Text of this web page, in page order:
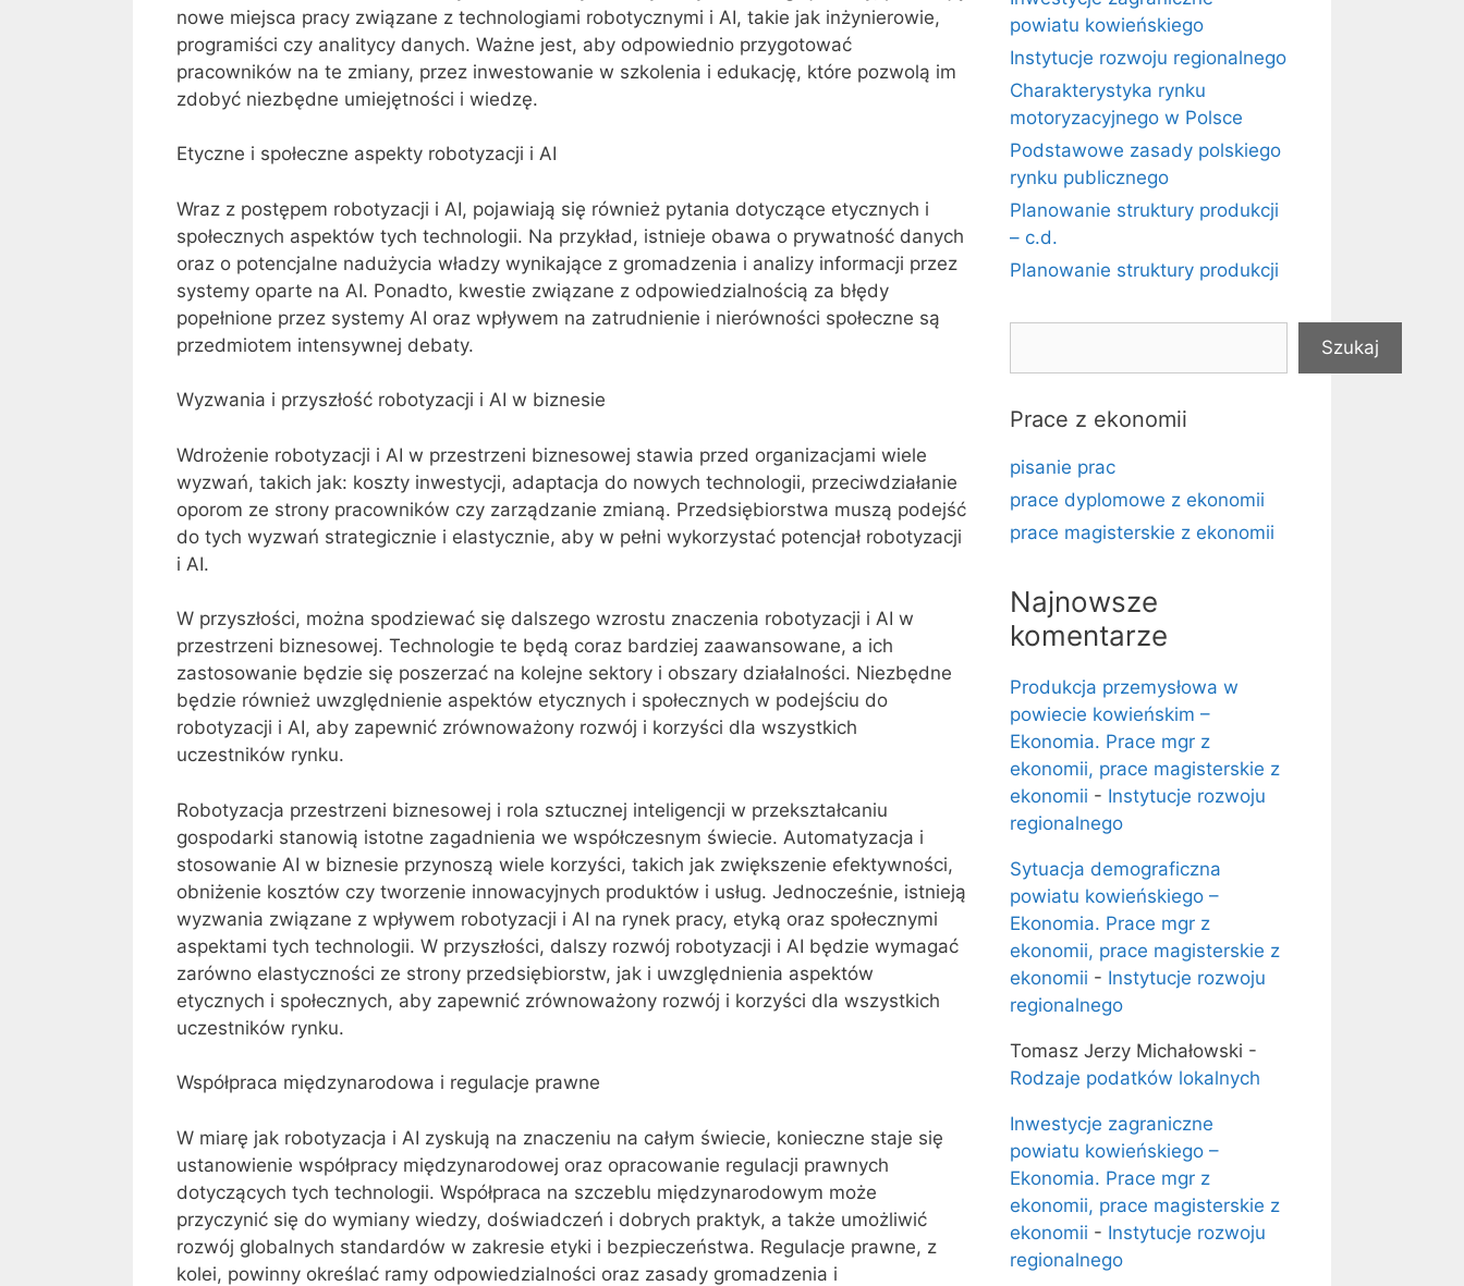
nowe miejsca pracy związane z technologiami robotycznymi i AI, takie jak inżynierowie,
programiści czy analitycy danych. Ważne jest, aby odpowiednio przygotować
pracowników na te zmiany, przez inwestowanie w szkolenia i edukację, które pozwolą im
zdobyć niezbędne umiejętności i wiedzę.
Etyczne i społeczne aspekty robotyzacji i AI
Wraz z postępem robotyzacji i AI, pojawiają się również pytania dotyczące etycznych i
społecznych aspektów tych technologii. Na przykład, istnieje obawa o prywatność danych
oraz o potencjalne nadużycia władzy wynikające z gromadzenia i analizy informacji przez
systemy oparte na AI. Ponadto, kwestie związane z odpowiedzialnością za błędy
popełnione przez systemy AI oraz wpływem na zatrudnienie i nierówności społeczne są
przedmiotem intensywnej debaty.
Wyzwania i przyszłość robotyzacji i AI w biznesie
Wdrożenie robotyzacji i AI w przestrzeni biznesowej stawia przed organizacjami wiele
wyzwań, takich jak: koszty inwestycji, adaptacja do nowych technologii, przeciwdziałanie
oporom ze strony pracowników czy zarządzanie zmianą. Przedsiębiorstwa muszą podejść
do tych wyzwań strategicznie i elastycznie, aby w pełni wykorzystać potencjał robotyzacji
i AI.
W przyszłości, można spodziewać się dalszego wzrostu znaczenia robotyzacji i AI w
przestrzeni biznesowej. Technologie te będą coraz bardziej zaawansowane, a ich
zastosowanie będzie się poszerzać na kolejne sektory i obszary działalności. Niezbędne
będzie również uwzględnienie aspektów etycznych i społecznych w podejściu do
robotyzacji i AI, aby zapewnić zrównoważony rozwój i korzyści dla wszystkich
uczestników rynku.
Robotyzacja przestrzeni biznesowej i rola sztucznej inteligencji w przekształcaniu
gospodarki stanowią istotne zagadnienia we współczesnym świecie. Automatyzacja i
stosowanie AI w biznesie przynoszą wiele korzyści, takich jak zwiększenie efektywności,
obniżenie kosztów czy tworzenie innowacyjnych produktów i usług. Jednocześnie, istnieją
wyzwania związane z wpływem robotyzacji i AI na rynek pracy, etyką oraz społecznymi
aspektami tych technologii. W przyszłości, dalszy rozwój robotyzacji i AI będzie wymagać
zarówno elastyczności ze strony przedsiębiorstw, jak i uwzględnienia aspektów
etycznych i społecznych, aby zapewnić zrównoważony rozwój i korzyści dla wszystkich
uczestników rynku.
Współpraca międzynarodowa i regulacje prawne
W miarę jak robotyzacja i AI zyskują na znaczeniu na całym świecie, konieczne staje się
ustanowienie współpracy międzynarodowej oraz opracowanie regulacji prawnych
dotyczących tych technologii. Współpraca na szczeblu międzynarodowym może
przyczynić się do wymiany wiedzy, doświadczeń i dobrych praktyk, a także umożliwić
rozwój globalnych standardów w zakresie etyki i bezpieczeństwa. Regulacje prawne, z
kolei, powinny określać ramy odpowiedzialności oraz zasady gromadzenia i
powiatu kowieńskiego
Instytucje rozwoju regionalnego
Charakterystyka rynku
motoryzacyjnego w Polsce
Podstawowe zasady polskiego
rynku publicznego
Planowanie struktury produkcji
– c.d.
Planowanie struktury produkcji
Szukaj
Prace z ekonomii
pisanie prac
prace dyplomowe z ekonomii
prace magisterskie z ekonomii
Najnowsze
komentarze
Produkcja przemysłowa w
powiecie kowieńskim –
Ekonomia. Prace mgr z
ekonomii, prace magisterskie z
ekonomii - Instytucje rozwoju
regionalnego
Sytuacja demograficzna
powiatu kowieńskiego –
Ekonomia. Prace mgr z
ekonomii, prace magisterskie z
ekonomii - Instytucje rozwoju
regionalnego
Tomasz Jerzy Michałowski -
Rodzaje podatków lokalnych
Inwestycje zagraniczne
powiatu kowieńskiego –
Ekonomia. Prace mgr z
ekonomii, prace magisterskie z
ekonomii - Instytucje rozwoju
regionalnego